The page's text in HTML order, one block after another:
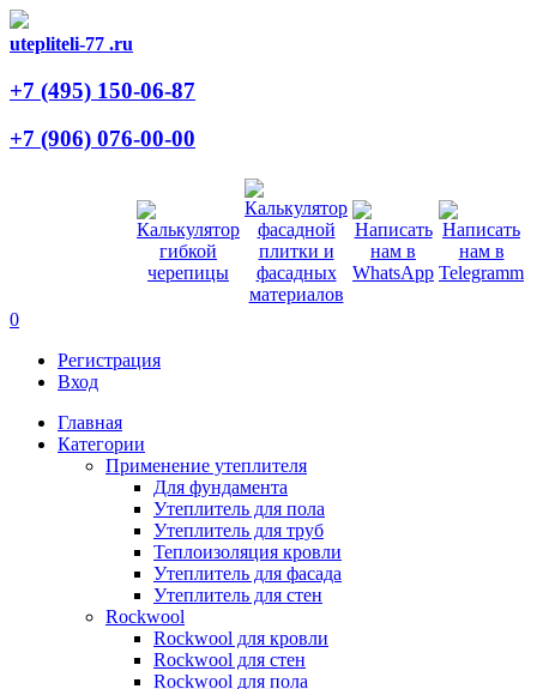
utepliteli-77 .ru
+7 (495) 150-06-87
+7 (906) 076-00-00
0
Регистрация
Вход
Главная
Категории
Применение утеплителя
Для фундамента
Утеплитель для пола
Утеплитель для труб
Теплоизоляция кровли
Утеплитель для фасада
Утеплитель для стен
Rockwool
Rockwool для кровли
Rockwool для стен
Rockwool для пола